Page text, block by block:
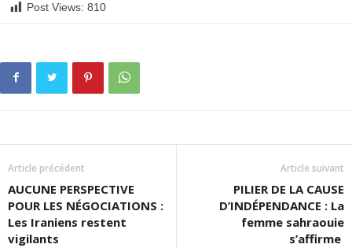
Post Views: 810
Article précédent
AUCUNE PERSPECTIVE
POUR LES NÉGOCIATIONS :
Les Iraniens restent
vigilants
Article suivant
PILIER DE LA CAUSE
D’INDÉPENDANCE : La
femme sahraouie
s’affirme